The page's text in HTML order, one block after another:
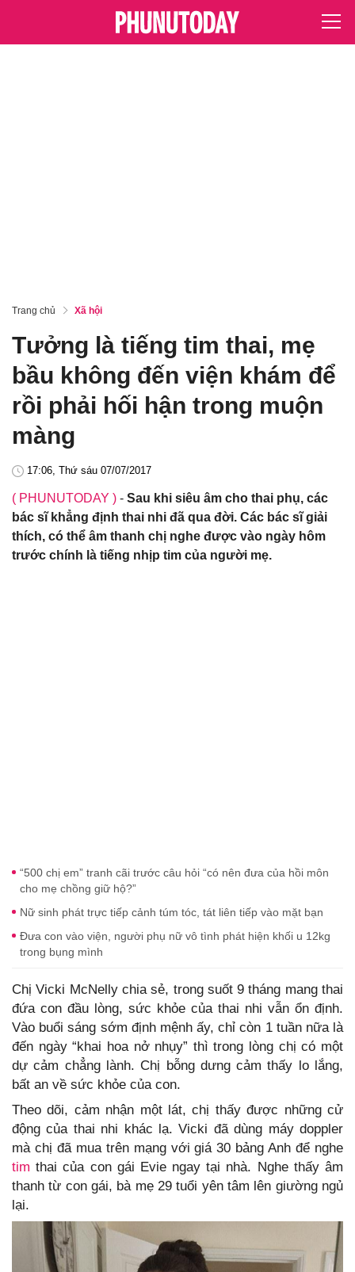
Trang chủ Xã hội
Tưởng là tiếng tim thai, mẹ
bầu không đến viện khám để
rồi phải hối hận trong muộn
màng
17:06, Thứ sáu 07/07/2017
( PHUNUTODAY ) - Sau khi siêu âm cho thai phụ, các
bác sĩ khẳng định thai nhi đã qua đời. Các bác sĩ giải
thích, có thể âm thanh chị nghe được vào ngày hôm
trước chính là tiếng nhịp tim của người mẹ.
“500 chị em” tranh cãi trước câu hỏi “có nên đưa của hồi môn
cho mẹ chồng giữ hộ?”
Nữ sinh phát trực tiếp cảnh túm tóc, tát liên tiếp vào mặt bạn
Đưa con vào viện, người phụ nữ vô tình phát hiện khối u 12kg
trong bụng mình
Chị Vicki McNelly chia sẻ, trong suốt 9 tháng mang thai
đứa con đầu lòng, sức khỏe của thai nhi vẫn ổn định.
Vào buổi sáng sớm định mệnh ấy, chỉ còn 1 tuần nữa là
đến ngày “khai hoa nở nhụy” thì trong lòng chị có một
dự cảm chẳng lành. Chị bỗng dưng cảm thấy lo lắng,
bất an về sức khỏe của con.
Theo dõi, cảm nhận một lát, chị thấy được những cử
động của thai nhi khác lạ. Vicki đã dùng máy doppler
mà chị đã mua trên mạng với giá 30 bảng Anh để nghe
tim thai của con gái Evie ngay tại nhà. Nghe thấy âm
thanh từ con gái, bà mẹ 29 tuổi yên tâm lên giường ngủ
lại.